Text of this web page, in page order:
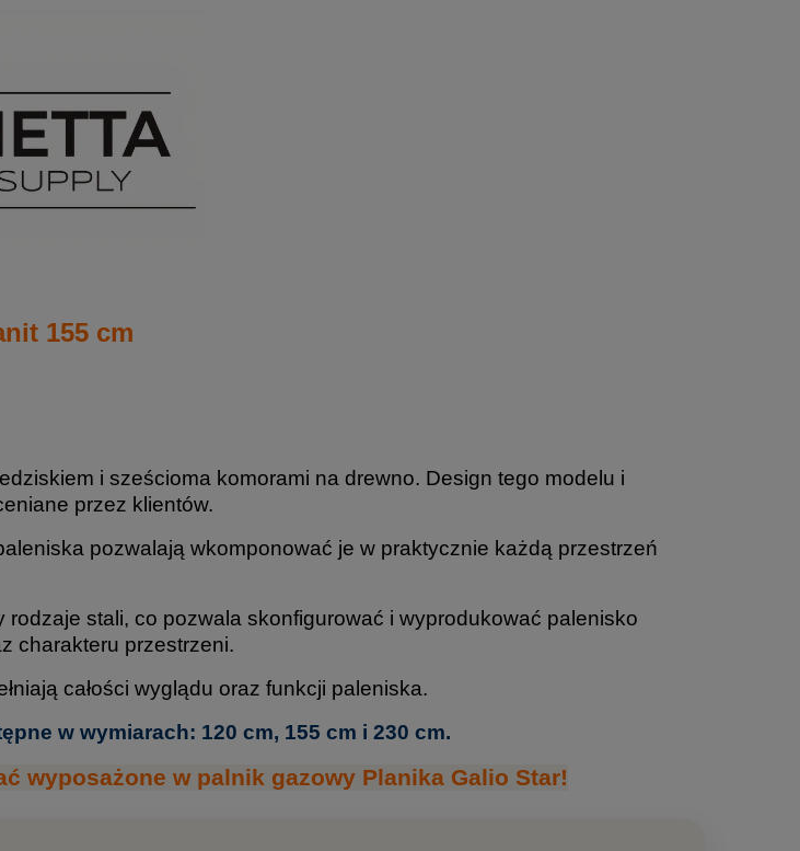
155 cm
i sześcioma komorami na drewno. Design tego modelu i
przez klientów.
pozwalają wkomponować je w praktycznie każdą przestrzeń
stali, co pozwala skonfigurować i wyprodukować palenisko
charakteru przestrzeni.
całości wyglądu oraz funkcji paleniska.
w wymiarach: 120 cm, 155 cm i 230 cm.
wyposażone w palnik gazowy Planika Galio Star!